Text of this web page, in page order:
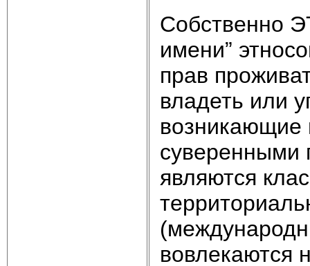
Собственно
имени”
прав
владеть или
возникающие
суверенными
являются
вовлекаются